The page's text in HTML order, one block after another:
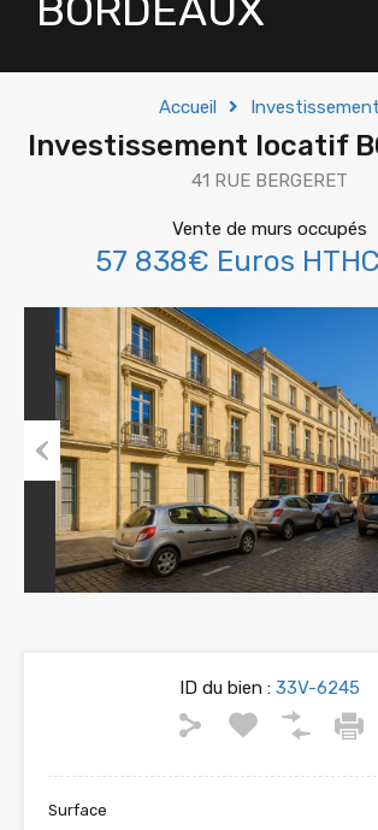
Accueil Investissement
Investissement locatif
41 RUE BERGERET
Vente de murs occupés
57 838€ Euros
Previous
ID du bien : 33V-6245
Surface